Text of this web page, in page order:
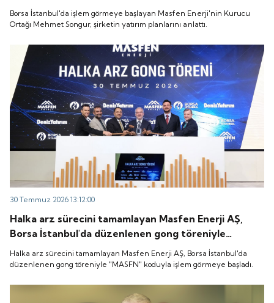
yatırım planlarını anlattı.
Borsa İstanbul'da işlem görmeye başlayan Masfen Enerji'nin Kurucu
Ortağı Mehmet Songur, şirketin yatırım planlarını anlattı.
30 Temmuz 2026 13:12:00
Halka arz sürecini tamamlayan Masfen Enerji AŞ,
Borsa İstanbul'da düzenlenen gong töreniyle
"MASFN" koduyla işlem görmeye başladı.
Halka arz sürecini tamamlayan Masfen Enerji AŞ, Borsa İstanbul'da
düzenlenen gong töreniyle "MASFN" koduyla işlem görmeye başladı.